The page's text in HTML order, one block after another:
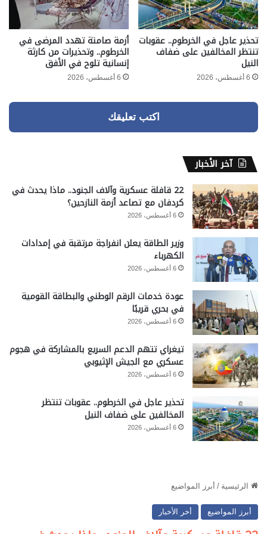
تحذير عاجل في الخرطوم.. عقوبات
تنتظر المخالفين على ضفاف
النيل
6 أغسطس، 2026
أزمة صامتة تهدد المرضى في
الخرطوم.. وتحذيرات من كارثة
إنسانية تلوح في الأفق
6 أغسطس، 2026
اكتب تعليقك
آخر الأخبار
22 قافلة عسكرية وآلاف الجنود.. ماذا يحدث في
كردفان مع تصاعد أزمة النازحين؟
6 أغسطس، 2026
وزير الطاقة يعلن انفراجة مرتقبة في إمدادات
الكهرباء
6 أغسطس، 2026
عودة خدمات الرقم الوطني والبطاقة القومية
في بحري قريبًا
6 أغسطس، 2026
تيغراي تتهم الدعم السريع بالمشاركة في هجوم
عسكري مع الجيش الإثيوبي
6 أغسطس، 2026
تحذير عاجل في الخرطوم.. عقوبات تنتظر
المخالفين على ضفاف النيل
6 أغسطس، 2026